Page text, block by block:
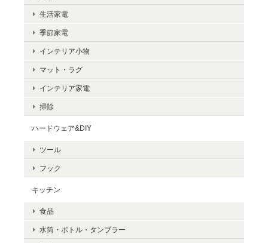
生活家電
季節家電
インテリア小物
マット・ラグ
インテリア家電
掃除
ハードウェア&DIY
ツール
フック
キッチン
食品
水筒・ボトル・タンブラー